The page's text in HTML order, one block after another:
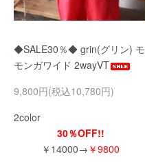
◆SALE30％◆ grin(グリン) モ
モンガワイド 2wayVT
9,800円(税込10,780円)
2color
30％OFF!!
￥14000→ ￥9800